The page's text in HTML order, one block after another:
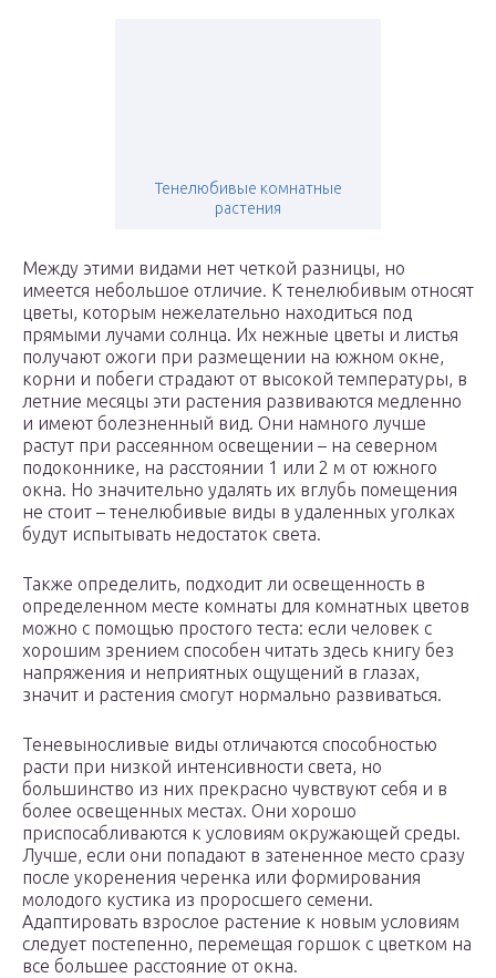
Тенелюбивые комнатные
растения
Между этими видами нет четкой разницы, но
имеется небольшое отличие. К тенелюбивым относят
цветы, которым нежелательно находиться под
прямыми лучами солнца. Их нежные цветы и листья
получают ожоги при размещении на южном окне,
корни и побеги страдают от высокой температуры, в
летние месяцы эти растения развиваются медленно
и имеют болезненный вид. Они намного лучше
растут при рассеянном освещении – на северном
подоконнике, на расстоянии 1 или 2 м от южного
окна. Но значительно удалять их вглубь помещения
не стоит – тенелюбивые виды в удаленных уголках
будут испытывать недостаток света.
Также определить, подходит ли освещенность в
определенном месте комнаты для комнатных цветов
можно с помощью простого теста: если человек с
хорошим зрением способен читать здесь книгу без
напряжения и неприятных ощущений в глазах,
значит и растения смогут нормально развиваться.
Теневыносливые виды отличаются способностью
расти при низкой интенсивности света, но
большинство из них прекрасно чувствуют себя и в
более освещенных местах. Они хорошо
приспосабливаются к условиям окружающей среды.
Лучше, если они попадают в затененное место сразу
после укоренения черенка или формирования
молодого кустика из проросшего семени.
Адаптировать взрослое растение к новым условиям
следует постепенно, перемещая горшок с цветком на
все большее расстояние от окна.